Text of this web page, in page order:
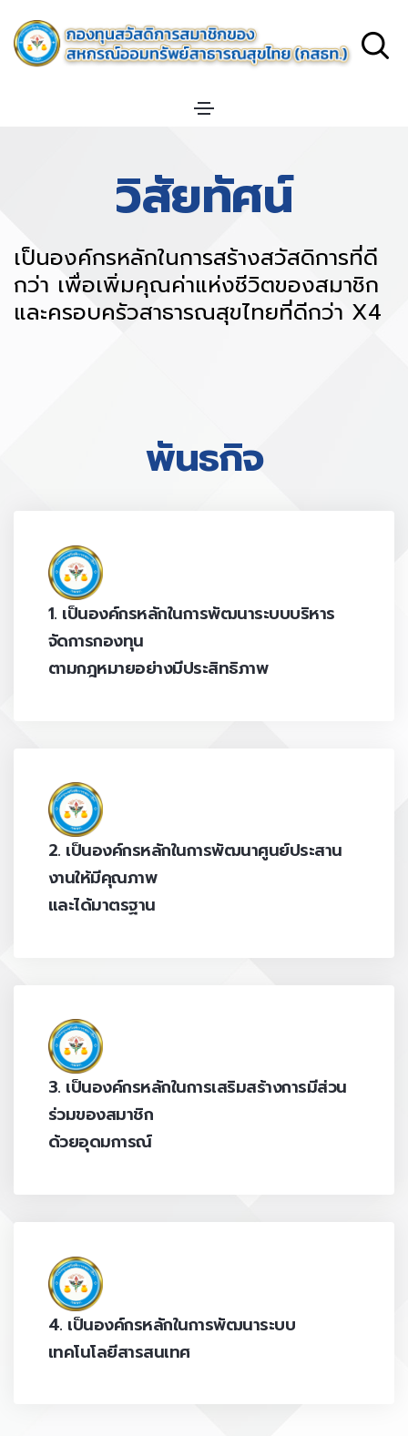
วิสัยทัศน์
เป็นองค์กรหลักในการสร้างสวัสดิการที่ดี
กว่า เพื่อเพิ่มคุณค่าแห่งชีวิตของสมาชิก
และครอบครัวสาธารณสุขไทยที่ดีกว่า X4
พันธกิจ
1. เป็นองค์กรหลักในการพัฒนาระบบบริหาร
จัดการกองทุน
ตามกฎหมายอย่างมีประสิทธิภาพ
2. เป็นองค์กรหลักในการพัฒนาศูนย์ประสาน
งานให้มีคุณภาพ
และได้มาตรฐาน
3. เป็นองค์กรหลักในการเสริมสร้างการมีส่วน
ร่วมของสมาชิก
ด้วยอุดมการณ์
4. เป็นองค์กรหลักในการพัฒนาระบบ
เทคโนโลยีสารสนเทศ